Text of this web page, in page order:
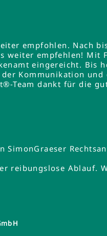
empfohlen. Nach
weiter empfehlen! Mit
eingereicht. Bis
Kommunikation
Team dankt für die
reibungslose Ablauf.